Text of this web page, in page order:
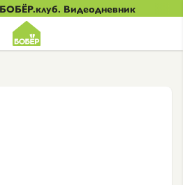
Видеодневник